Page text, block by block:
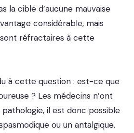
la cible d’aucune mauvaise
considérable, mais
réfractaires à cette
à cette question : est-ce que
? Les médecins n’ont
il est donc possible
ou un antalgique.